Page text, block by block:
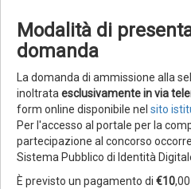
Modalità di
domanda
La domanda di ammissione alla
inoltrata esclusivamente in via
form online disponibile nel sito
Per l'accesso al portale per la
partecipazione al concorso occorre
Sistema Pubblico di Identità
È previsto un pagamento di €10